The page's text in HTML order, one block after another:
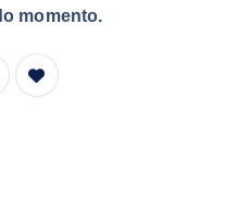
momento.
cantidad